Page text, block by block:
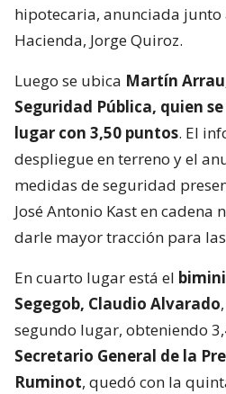
hipotecaria, anunciada
Hacienda, Jorge Quiroz.
Luego se ubica Martín
Seguridad Pública, quien
lugar con 3,50 puntos. El
despliegue en terreno y el
medidas de seguridad
José Antonio Kast en
darle mayor tracción para
En cuarto lugar está el
Segegob, Claudio Alvarado
segundo lugar, obteniendo
Secretario General de la
Ruminot, quedó con la